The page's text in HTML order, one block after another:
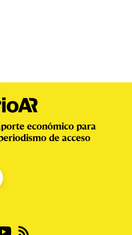
económico para
de acceso